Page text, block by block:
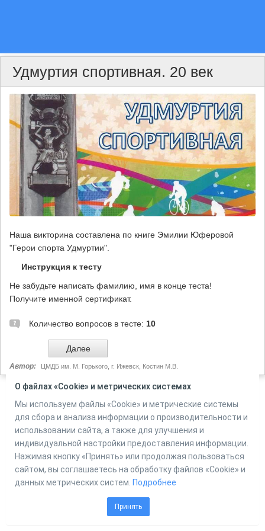
Удмуртия спортивная. 20 век
Наша викторина составлена по книге Эмилии Юферовой
"Герои спорта Удмуртии".
Инструкция к тесту
Не забудьте написать фамилию, имя в конце теста!
Получите именной сертификат.
Количество вопросов в тесте: 10
Автор: ЦМДБ им. М. Горького, г. Ижевск, Костин М.В.
Powered by
Online Test Pad
О файлах «Cookie» и метрических системах
Мы используем файлы «Cookie» и метрические системы
для сбора и анализа информации о производительности и
использовании сайта, а также для улучшения и
индивидуальной настройки предоставления информации.
Нажимая кнопку «Принять» или продолжая пользоваться
сайтом, вы соглашаетесь на обработку файлов «Cookie» и
данных метрических систем. Подробнее
Принять